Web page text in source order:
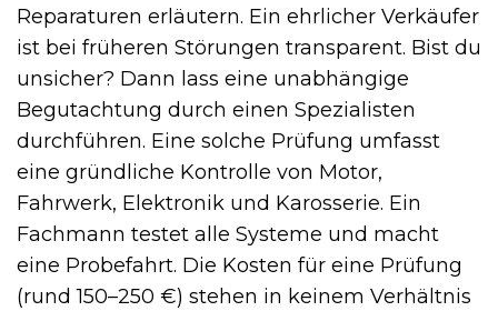
Reparaturen erläutern. Ein ehrlicher Verkäufer
ist bei früheren Störungen transparent. Bist du
unsicher? Dann lass eine unabhängige
Begutachtung durch einen Spezialisten
durchführen. Eine solche Prüfung umfasst
eine gründliche Kontrolle von Motor,
Fahrwerk, Elektronik und Karosserie. Ein
Fachmann testet alle Systeme und macht
eine Probefahrt. Die Kosten für eine Prüfung
(rund 150–250 €) stehen in keinem Verhältnis